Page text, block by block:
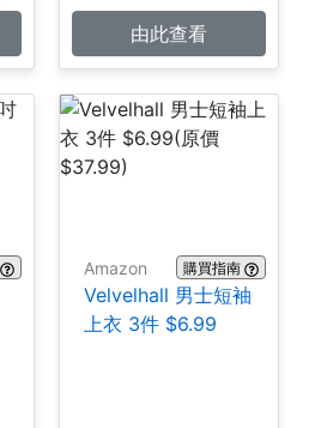
由此查看
Amazon 購買指南
Velvelhall 男士短袖
上衣 3件 $6.99